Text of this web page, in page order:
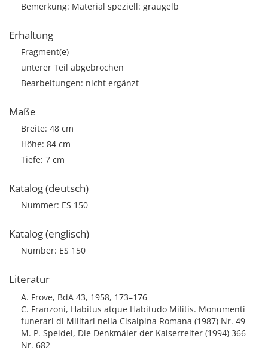
Bemerkung: Material speziell: graugelb
Erhaltung
Fragment(e)
unterer Teil abgebrochen
Bearbeitungen: nicht ergänzt
Maße
Breite: 48 cm
Höhe: 84 cm
Tiefe: 7 cm
Katalog (deutsch)
Nummer: ES 150
Katalog (englisch)
Number: ES 150
Literatur
A. Frove, BdA 43, 1958, 173–176
C. Franzoni, Habitus atque Habitudo Militis. Monumenti
funerari di Militari nella Cisalpina Romana (1987) Nr. 49
M. P. Speidel, Die Denkmäler der Kaiserreiter (1994) 366
Nr. 682